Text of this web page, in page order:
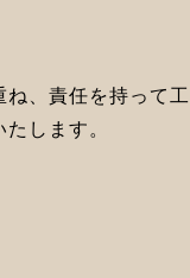
ね、責任を持って工
します。